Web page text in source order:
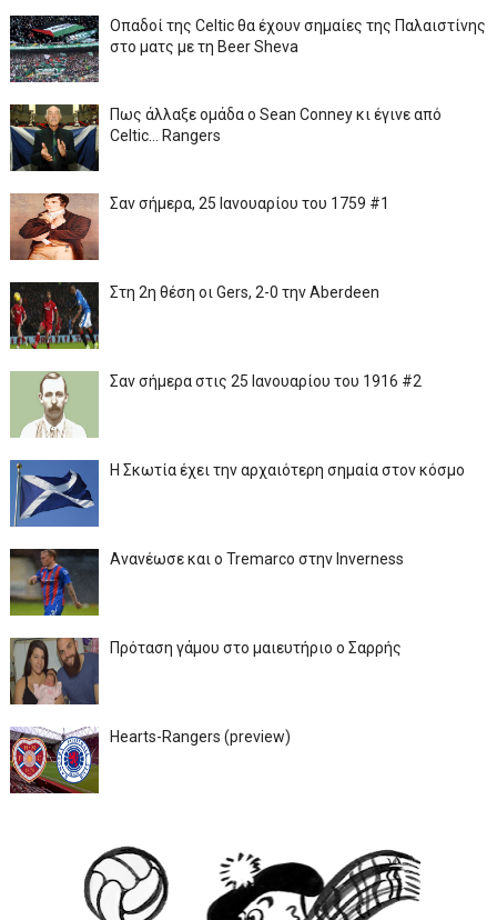
Οπαδοί της Celtic θα έχουν σημαίες της Παλαιστίνης
στο ματς με τη Beer Sheva
Πως άλλαξε ομάδα ο Sean Conney κι έγινε από
Celtic... Rangers
Σαν σήμερα, 25 Ιανουαρίου του 1759 #1
Στη 2η θέση οι Gers, 2-0 την Aberdeen
Σαν σήμερα στις 25 Ιανουαρίου του 1916 #2
Η Σκωτία έχει την αρχαιότερη σημαία στον κόσμο
Ανανέωσε και ο Tremarco στην Inverness
Πρόταση γάμου στο μαιευτήριο ο Σαρρής
Hearts-Rangers (preview)